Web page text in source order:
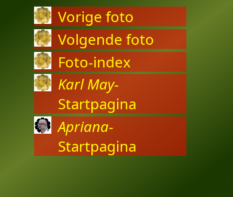
Vorige foto
Volgende foto
Foto-index
Karl May-
Startpagina
Apriana-
Startpagina